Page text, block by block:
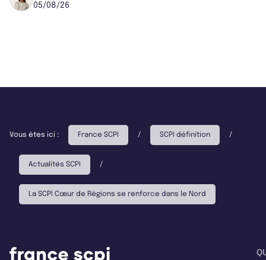
05/08/26
Vous êtes ici : France SCPI / SCPI définition /
Actualités SCPI /
La SCPI Cœur de Régions se renforce dans le Nord